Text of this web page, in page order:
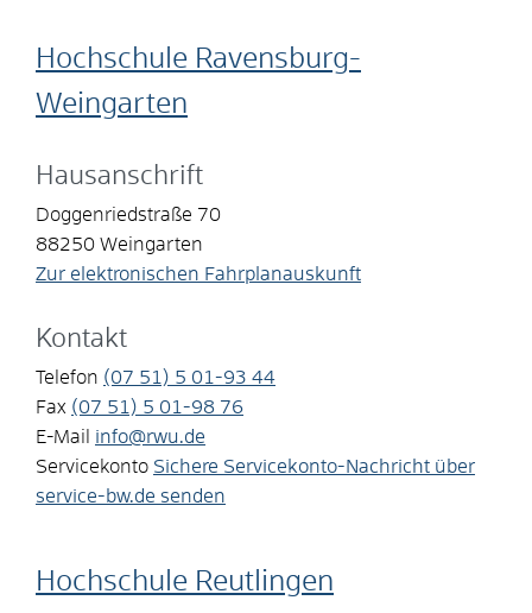
Hochschule Ravensburg-
Weingarten
Hausanschrift
Doggenriedstraße 70
88250 Weingarten
Zur elektronischen Fahrplanauskunft
Kontakt
Telefon (07 51) 5 01-93 44
Fax (07 51) 5 01-98 76
E-Mail
info@rwu.de
Servicekonto Sichere Servicekonto-Nachricht über
service-bw.de senden
Hochschule Reutlingen